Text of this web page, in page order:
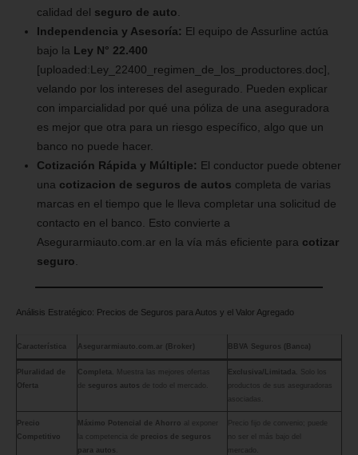
calidad del seguro de auto
Independencia y Asesoría: El equipo de Assurline actúa
bajo la Ley N° 22.400
[uploaded:Ley_22400_regimen_de_los_productores.doc],
velando por los intereses del asegurado. Pueden explicar
con imparcialidad por qué una póliza de una aseguradora
es mejor que otra para un riesgo específico, algo que un
banco no puede hacer.
Cotización Rápida y Múltiple: El conductor puede obtener
una cotizacion de seguros de autos completa de varias
marcas en el tiempo que le lleva completar una solicitud de
contacto en el banco. Esto convierte a
Asegurarmiauto.com.ar en la vía más eficiente para cotizar
seguro
Análisis Estratégico: Precios de Seguros para Autos y el Valor Agregado
Característica Asegurarmiauto.com.ar (Broker) BBVA Seguros (Banca)
Pluralidad de
Oferta
Completa.
seguros autos
Exclusiva/Limitada.
Solo los
Precio
Competitivo
Máximo Potencial de Ahorro al exponer
precios de seguros
para autos